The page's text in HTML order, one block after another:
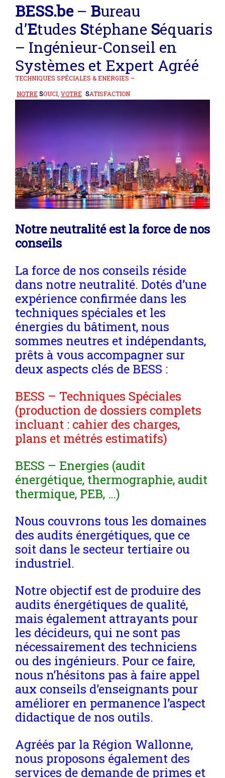
BESS.be– Bureau
d’Etudes Stéphane Séquaris
– Ingénieur-Conseil en
Systèmes et Expert Agréé
TECHNIQUES SPÉCIALES & ENERGIES –
NOTRESOUCI, VOTRE SATISFACTION
Notre neutralité est la force de nos
conseils
La force de nos conseils réside
dans notre neutralité. Dotés d’une
expérience confirmée dans les
techniques spéciales et les
énergies du bâtiment, nous
sommes neutres et indépendants,
prêts à vous accompagner sur
deux aspects clés de BESS :
BESS – Techniques Spéciales
(production de dossiers complets
incluant : cahier des charges,
plans et métrés estimatifs)
BESS – Energies (audit
énergétique, thermographie, audit
thermique, PEB, …)
Nous couvrons tous les domaines
des audits énergétiques, que ce
soit dans le secteur tertiaire ou
industriel.
Notre objectif est de produire des
audits énergétiques de qualité,
mais également attrayants pour
les décideurs, qui ne sont pas
nécessairement des techniciens
ou des ingénieurs. Pour ce faire,
nous n’hésitons pas à faire appel
aux conseils d’enseignants pour
améliorer en permanence l’aspect
didactique de nos outils.
Agréés par la Région Wallonne,
nous proposons également des
services de demande de primes et